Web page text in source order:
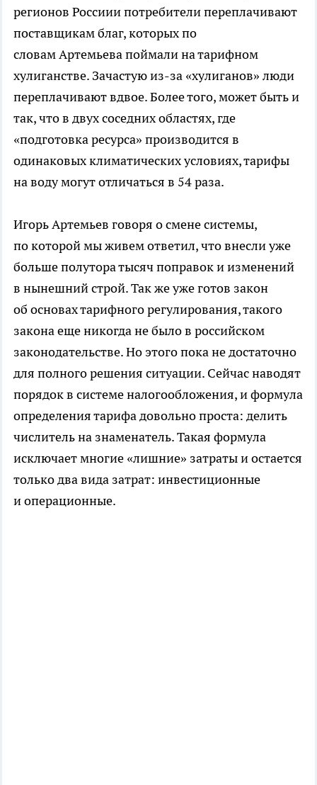
регионов Россиии потребители переплачивают
поставщикам благ, которых по
словам Артемьева поймали на тарифном
хулиганстве. Зачастую из-за «хулиганов» люди
переплачивают вдвое. Более того, может быть и
так, что в двух соседних областях, где
«подготовка ресурса» производится в
одинаковых климатических условиях, тарифы
на воду могут отличаться в 54 раза.
Игорь Артемьев говоря о смене системы,
по которой мы живем ответил, что внесли уже
больше полутора тысяч поправок и изменений
в нынешний строй. Так же уже готов закон
об основах тарифного регулирования, такого
закона еще никогда не было в российском
законодательстве. Но этого пока не достаточно
для полного решения ситуации. Сейчас наводят
порядок в системе налогообложения, и формула
определения тарифа довольно проста: делить
числитель на знаменатель. Такая формула
исключает многие «лишние» затраты и остается
только два вида затрат: инвестиционные
и операционные.